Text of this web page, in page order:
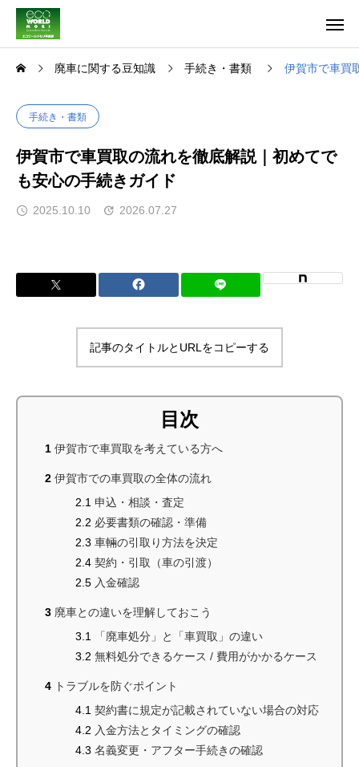
廃車に関する豆知識 手続き・書類 伊賀市で車買
手続き・書類
伊賀市で車買取の流れを徹底解説｜初めてで
も安心の手続きガイド
2025.10.10 2026.07.27
記事のタイトルとURLをコピーする
目次
伊賀市で車買取を考えている方へ
伊賀市での車買取の全体の流れ
申込・相談・査定
必要書類の確認・準備
車輛の引取り方法を決定
契約・引取（車の引渡）
入金確認
廃車との違いを理解しておこう
「廃車処分」と「車買取」の違い
無料処分できるケース / 費用がかかるケース
トラブルを防ぐポイント
契約書に規定が記載されていない場合の対応
入金方法とタイミングの確認
名義変更・アフター手続きの確認